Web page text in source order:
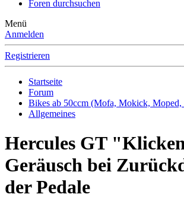
Foren durchsuchen
Menü
Anmelden
Registrieren
Startseite
Forum
Bikes ab 50ccm (Mofa, Mokick, Moped,
Allgemeines
Hercules GT
Geräusch bei
der Pedale